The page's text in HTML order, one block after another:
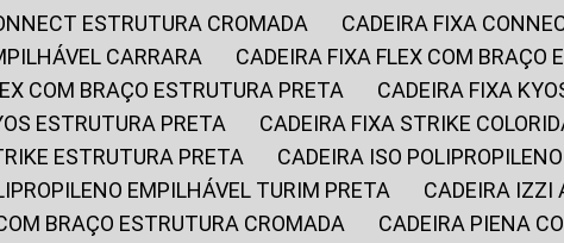
ESTRUTURA CROMADA
CADEIRA FIXA
CARRARA
CADEIRA FIXA FLEX COM
COM BRAÇO ESTRUTURA PRETA
CADEIRA FIXA
ESTRUTURA PRETA
CADEIRA FIXA STRIKE
ESTRUTURA PRETA
CADEIRA ISO
EMPILHÁVEL TURIM PRETA
CADEIRA
BRAÇO ESTRUTURA CROMADA
CADEIRA PIENA